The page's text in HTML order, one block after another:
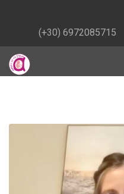
(+30) 6972085715